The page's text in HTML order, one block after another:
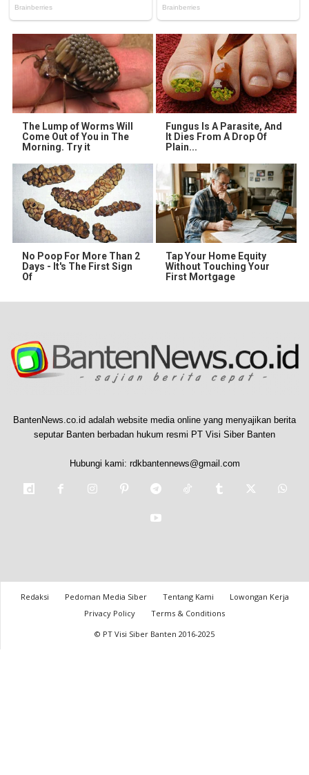
The Lump of Worms Will
Come Out of You in The
Morning. Try it
Fungus Is A Parasite, And
It Dies From A Drop Of
Plain...
No Poop For More Than 2
Days - It's The First Sign
Of
Tap Your Home Equity
Without Touching Your
First Mortgage
BantenNews.co.id adalah website media online yang menyajikan berita
seputar Banten berbadan hukum resmi PT Visi Siber Banten
Hubungi kami: rdkbantennews@gmail.com
Redaksi Pedoman Media Siber Tentang Kami
Lowongan Kerja
Privacy Policy
Terms & Conditions
© PT Visi Siber Banten 2016-2025